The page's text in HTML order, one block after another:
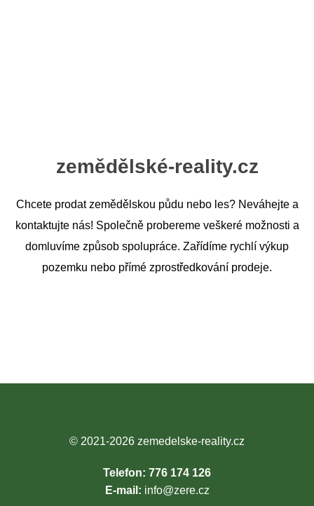
zemědělské-reality.cz
Chcete prodat zemědělskou půdu nebo les? Neváhejte a
kontaktujte nás! Společně probereme veškeré možnosti a
domluvíme způsob spolupráce. Zařídíme rychlí výkup
pozemku nebo přímé zprostředkování prodeje.
© 2021-2026 zemedelske-reality.cz
Telefon: 776 174 126
E-mail: info@zere.cz